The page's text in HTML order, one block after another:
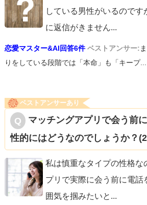
している男性がいるので
に返信がきません...
恋愛マスター&AI回答6件 ベストアンサー:
りをしている段階では「本命」も「キープ...
ベストアンサーあり
マッチングアプリで会う前
性的にはどうなのでしょうか？
私は慎重なタイプの性格な
プリで実際に会う前に電話
囲気を掴みたいと ...